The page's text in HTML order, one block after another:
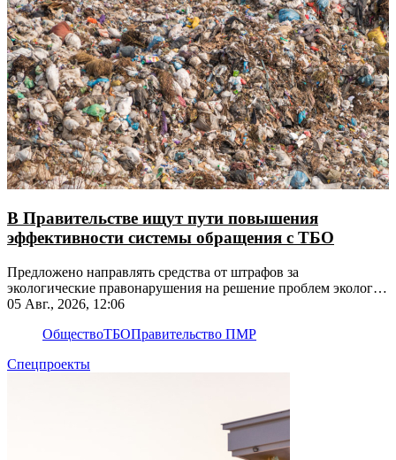
В Правительстве ищут пути повышения
эффективности системы обращения с ТБО
Предложено направлять средства от штрафов за
экологические правонарушения на решение проблем экологии
на этих территориях
05 Авг., 2026, 12:06
ОбществоТБОПравительство ПМР
Спецпроекты